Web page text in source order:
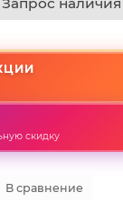
скидку
В сравнение